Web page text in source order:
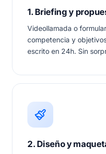
1. Briefing y
Videollamada o
competencia y
escrito en 24h. Sin
2. Diseño y